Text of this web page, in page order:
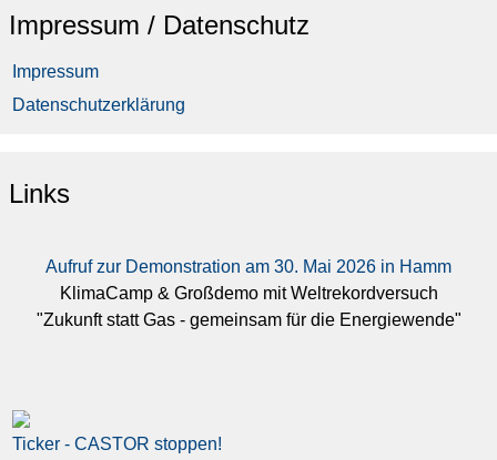
Impressum / Datenschutz
Impressum
Datenschutzerklärung
Links
Aufruf zur Demonstration am 30. Mai 2026 in Hamm
KlimaCamp & Großdemo mit Weltrekordversuch
"Zukunft statt Gas - gemeinsam für die Energiewende"
Ticker - CASTOR stoppen!